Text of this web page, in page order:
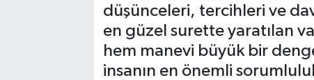
düşünceleri, tercihleri ve
en güzel surette yaratılan
hem manevi büyük bir
insanın en önemli